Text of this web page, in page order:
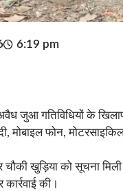
6:19 pm
जुआ गतिविधियों के
मोबाइल फोन,
चौकी खुड़िया को सूचना
की।